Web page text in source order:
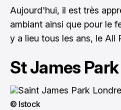
Aujourd'hui, il est très
ambiant ainsi que pour le
y a lieu tous les ans, le All
St James Park
© Istock